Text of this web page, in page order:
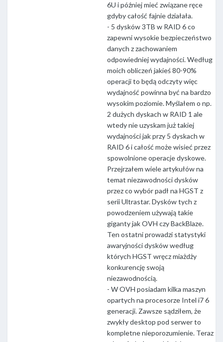
6U i później mieć związane ręce
gdyby całość fajnie działała.
- 5 dysków 3TB w RAID 6 co
zapewni wysokie bezpieczeństwo
danych z zachowaniem
odpowiedniej wydajności. Według
moich obliczeń jakieś 80-90%
operacji to będą odczyty więc
wydajność powinna być na bardzo
wysokim poziomie. Myślałem o np.
2 dużych dyskach w RAID 1 ale
wtedy nie uzyskam już takiej
wydajności jak przy 5 dyskach w
RAID 6 i całość może wisieć przez
spowolnione operacje dyskowe.
Przejrzałem wiele artykułów na
temat niezawodności dysków
przez co wybór padł na HGST z
serii Ultrastar. Dysków tych z
powodzeniem używają takie
giganty jak OVH czy BackBlaze.
Ten ostatni prowadzi statystyki
awaryjności dysków według
których HGST wręcz miażdży
konkurencję swoją
niezawodnością.
- W OVH posiadam kilka maszyn
opartych na procesorze Intel i7 6
generacji. Zawsze sądziłem, że
zwykły desktop pod serwer to
kompletne nieporozumienie. Teraz